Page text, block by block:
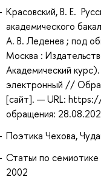
Красовский, В. Е.
академического
А. В. Леденев ; под
Москва :
Академический
электронный //
[сайт]. — URL:
обращения:
Поэтика Чехова,
Статьи по
2002